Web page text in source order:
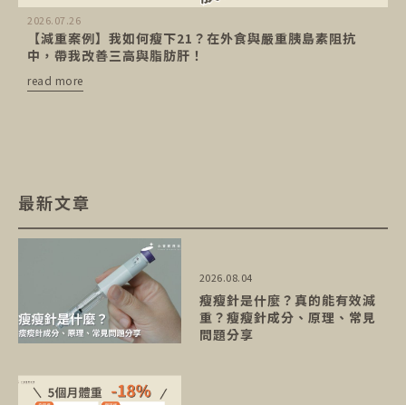
2026.07.26
【減重案例】我如何瘦下21？在外食與嚴重胰島素阻抗
中，帶我改善三高與脂肪肝！
read more
最新文章
瘦瘦針是什麼？真的能有效減
重？瘦瘦針成分、原理、常見
問題分享
2026.08.04